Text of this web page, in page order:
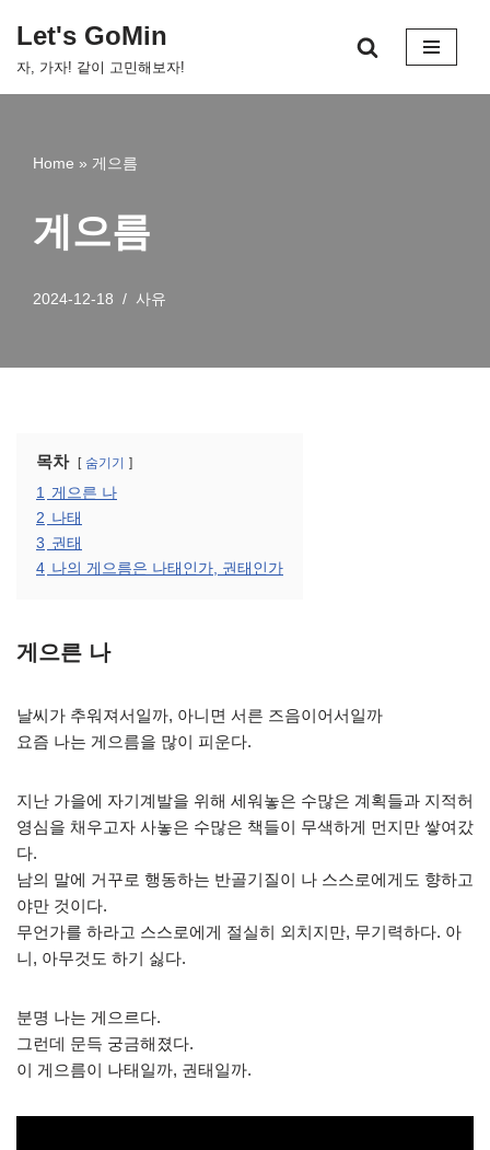
콘
Let's GoMin
자, 가자! 같이 고민해보자!
Home » 게으름
게으름
2024-12-18 사유
목차 숨기기
1 게으른 나
2 나태
3 권태
4 나의 게으름은 나태인가, 권태인가
게으른 나
날씨가 추워져서일까, 아니면 서른 즈음이어서일까
요즘 나는 게으름을 많이 피운다.
지난 가을에 자기계발을 위해 세워놓은 수많은 계획들과 지적허
영심을 채우고자 사놓은 수많은 책들이 무색하게 먼지만 쌓여갔
다.
남의 말에 거꾸로 행동하는 반골기질이 나 스스로에게도 향하고
야만 것이다.
무언가를 하라고 스스로에게 절실히 외치지만, 무기력하다. 아
니, 아무것도 하기 싫다.
분명 나는 게으르다.
그런데 문득 궁금해졌다.
이 게으름이 나태일까, 권태일까.